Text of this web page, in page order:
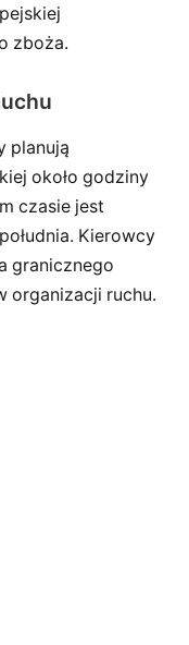
zboża.
planują
około godziny
czasie jest
Kierowcy
granicznego
organizacji ruchu.